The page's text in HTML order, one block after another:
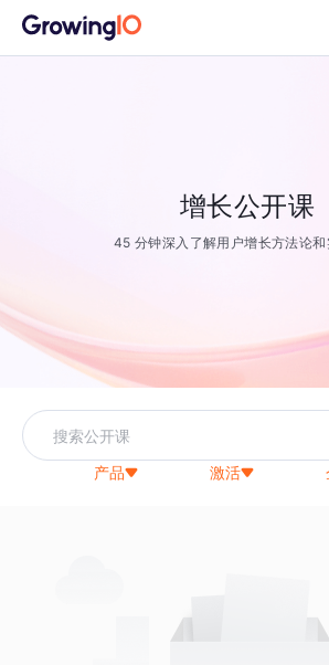
增长公开课
45 分钟深入了解用户增长方法论和
产品 激活